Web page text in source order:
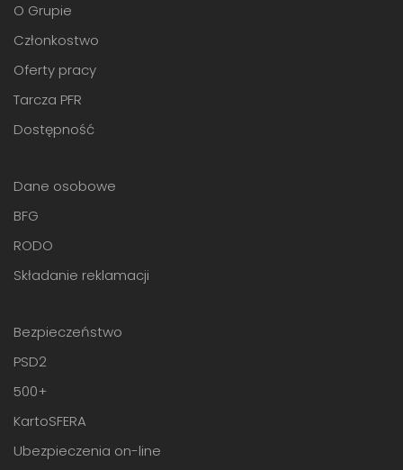
O Grupie
Członkostwo
Oferty pracy
Tarcza PFR
Dostępność
Dane osobowe
BFG
RODO
Składanie reklamacji
Bezpieczeństwo
PSD2
500+
KartoSFERA
Ubezpieczenia on-line